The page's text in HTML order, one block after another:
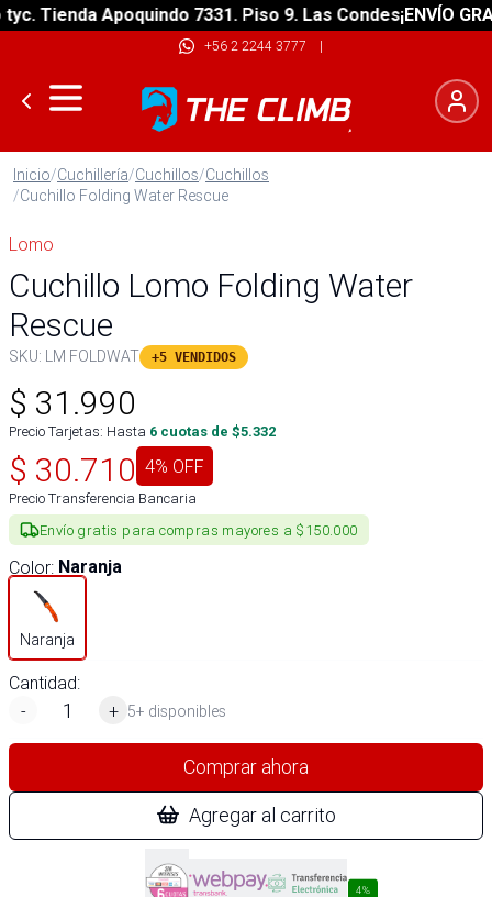
Tienda Apoquindo 7331. Piso 9. Las Condes¡ENVÍO
+56 2 2244 3777 |
Inicio/Cuchillería/Cuchillos/Cuchillos
/Cuchillo Folding Water Rescue
Lomo
Cuchillo Lomo Folding Water
Rescue
SKU: LM FOLDWAT +5 VENDIDOS
$ 31.990
Precio Tarjetas: Hasta 6 cuotas de $5.332
$ 30.710 4% OFF
Precio Transferencia Bancaria
Envío gratis para compras mayores a $150.000
Color: Naranja
Naranja
Cantidad:
-
+ 5+ disponibles
Comprar ahora
Agregar al carrito
4%